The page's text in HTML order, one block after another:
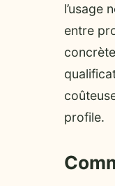
l’usage
entre
profile.